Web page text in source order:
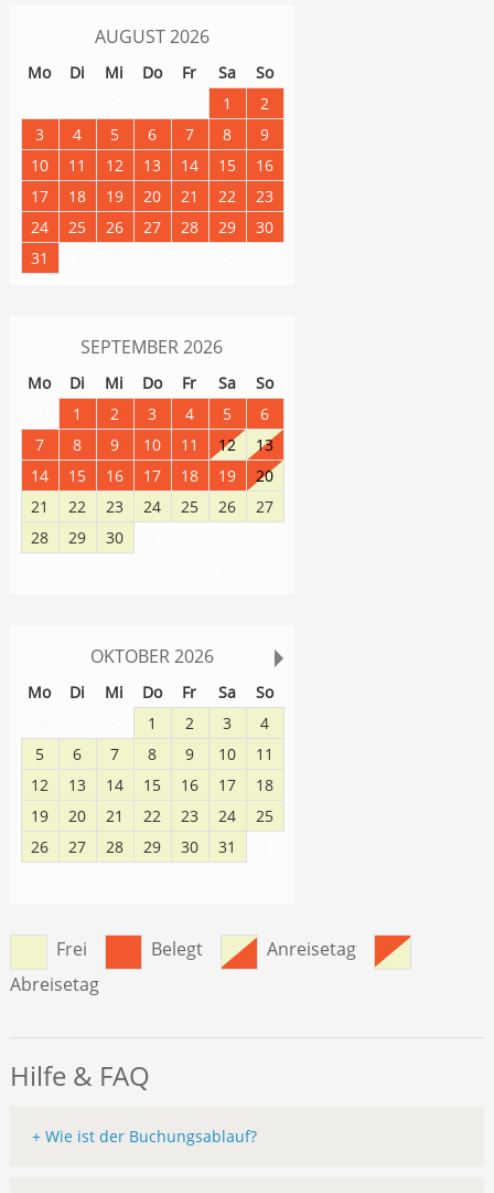
AUGUST2026
Mo Di Mi Do Fr Sa
So
1
2
3
4 5 6 7 8
9
10
11 12 13 14 15
16
17
18 19 20 21 22
23
24
25 26 27 28 29
30
31
SEPTEMBER 2026
Mo Di Mi Do Fr Sa
So
1 2 3 4 5
6
7
8 9 10 11 12
13
14
15 16 17 18 19
20
21
22 23 24 25 26
27
28
29 30
OKTOBER2026
Mo Di Mi Do Fr Sa
So
1 2 3
4
5
6 7 8 9 10
11
12
13 14 15 16 17
18
19
20 21 22 23 24
25
26
27 28 29 30 31
Frei Belegt
Anreisetag
Abreisetag
Hilfe & FAQ
+ Wie ist der Buchungsablauf?